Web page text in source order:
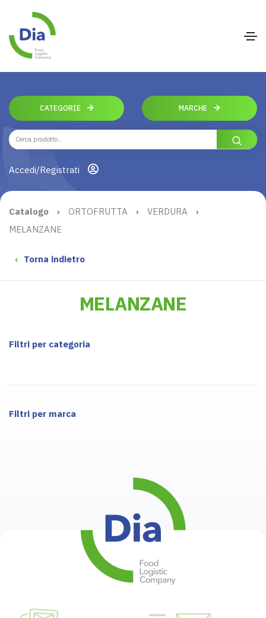
CATEGORIE MARCHE
Accedi/Registrati
Catalogo › ORTOFRUTTA › VERDURA
›
MELANZANE
‹ Torna indietro
MELANZANE
Filtri per categoria
Filtri per marca